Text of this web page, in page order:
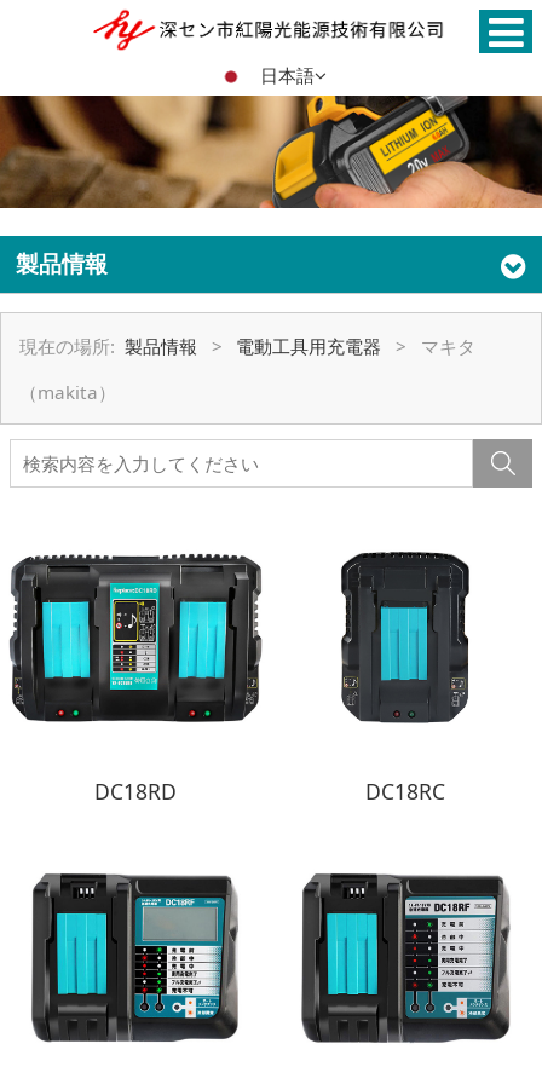
日本語
製品情報
現在の場所:製品情報 > 電動工具用充電器 >
マキタ
（makita）
DC18RD DC18RC